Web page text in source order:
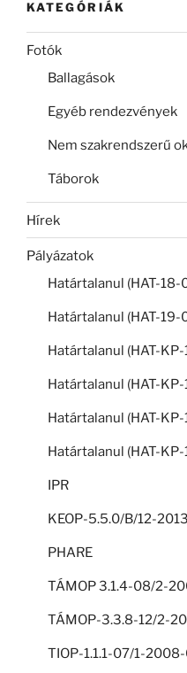
KATEGÓRIÁK
Fotók
Ballagások
Egyéb rendezvények
Nem szakrendszerű
Táborok
Hírek
Pályázatok
Határtalanul (HAT-18-
Határtalanul (HAT-19-
Határtalanul (HAT-
Határtalanul (HAT-
Határtalanul (HAT-
Határtalanul (HAT-
IPR
KEOP-5.5.0/B/12-
PHARE
TÁMOP 3.1.4-08/2-
TÁMOP-3.3.8-12/2-
TIOP-1.1.1-07/1-